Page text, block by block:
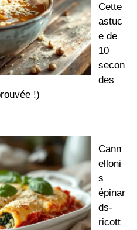
Cette
astuc
e de
10
secon
des
!)
Cann
elloni
s
épinar
ds-
ricott